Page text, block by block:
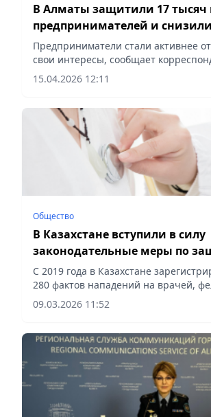
В Алматы защитили 17 тысяч
предпринимателей и снизили
на бизнес
Предприниматели стали активнее
свои интересы, сообщает
vecher.kz.
15.04.2026 12:11
Общество
В Казахстане вступили в силу
законодательные меры по
медработников
С 2019 года в Казахстане
280 фактов нападений на врачей,
медицинских сестёр, сообщает
09.03.2026 11:52